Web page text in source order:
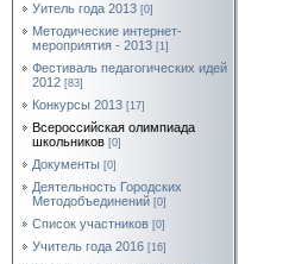
Уитель года 2013 [0]
Методические интернет-
мероприятия - 2013 [1]
Фестиваль педагогических идей
2012 [83]
Конкурсы 2013 [17]
Всероссийская олимпиада
школьников [0]
Документы [0]
Деятельность Городских
Методобъединений [0]
Список участников [0]
Учитель года 2016 [16]